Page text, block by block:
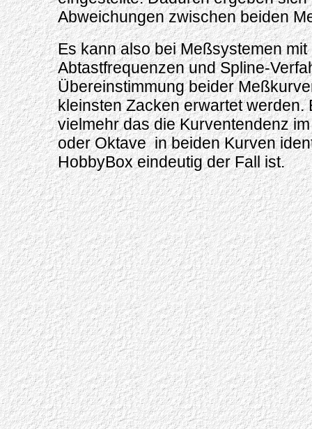
Abweichungen zwischen beiden
Es kann also bei Meßsystemen
Abtastfrequenzen und Spline-
Übereinstimmung beider
kleinsten Zacken erwartet werden.
vielmehr das die Kurventendenz
oder Oktave in beiden Kurven
HobbyBox eindeutig der Fall ist.